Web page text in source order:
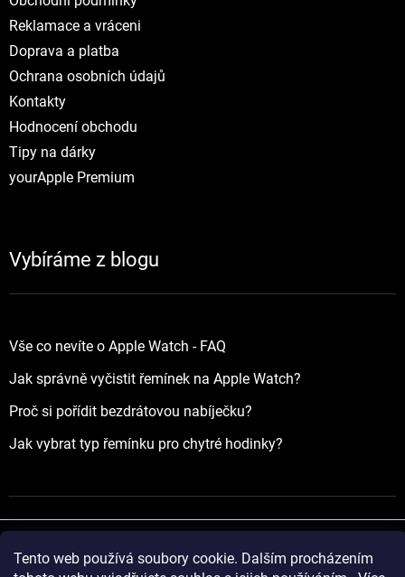
Tento web používá soubory cookie. Dalším procházením
Reklamace a vráceni
Doprava a platba
Ochrana osobních údajů
Kontakty
Hodnocení obchodu
Tipy na dárky
yourApple Premium
Vybíráme z blogu
Vše co nevíte o Apple Watch - FAQ
Jak správně vyčistit řemínek na Apple Watch?
Proč si pořídit bezdrátovou nabíječku?
Jak vybrat typ řemínku pro chytré hodinky?
Vytvořil Shoptet